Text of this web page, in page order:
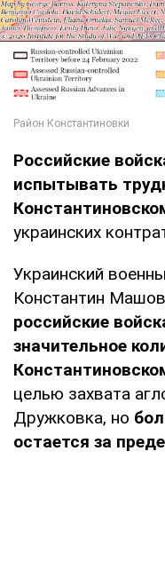
Российские
испытывать
украинских
Украинский
Константин
российские
значительное
целью захвата
Дружковка, но
остается за